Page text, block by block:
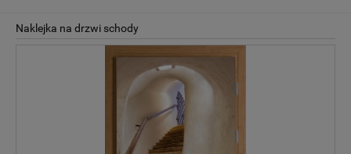
Naklejka na drzwi schody